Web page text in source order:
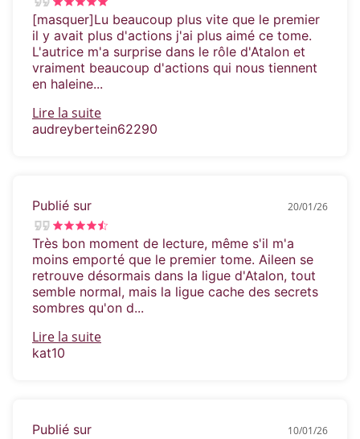
[masquer]Lu beaucoup plus vite que le premier
il y avait plus d'actions j'ai plus aimé ce tome.
L'autrice m'a surprise dans le rôle d'Atalon et
vraiment beaucoup d'actions qui nous tiennent
en haleine...
Lire la suite
audreybertein62290
Publié sur 20/01/26
Très bon moment de lecture, même s'il m'a
moins emporté que le premier tome. Aileen se
retrouve désormais dans la ligue d'Atalon, tout
semble normal, mais la ligue cache des secrets
sombres qu'on d...
Lire la suite
kat10
Publié sur 10/01/26